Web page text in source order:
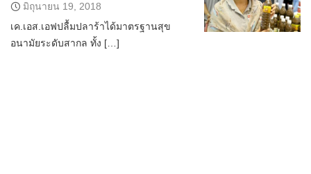
สถานีข่าววันนี้
มิถุนายน 19, 2018
เค.เอส.เอฟปลื้มปลาร้าได้มาตรฐานสุข
อนามัยระดับสากล ทั้ง […]